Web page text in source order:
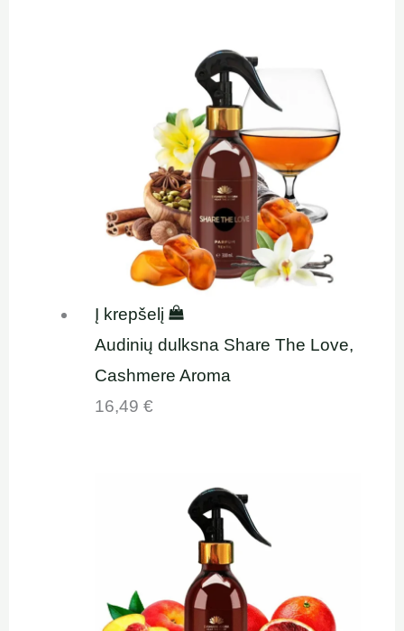
Į krepšelį
Audinių dulksna Share The Love,
Cashmere Aroma
16,49€